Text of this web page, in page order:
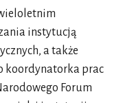
rozgrywają się nad
[śmiech].
historię
które poprowadzi
instytucją
a także
koordynatorka prac
Forum